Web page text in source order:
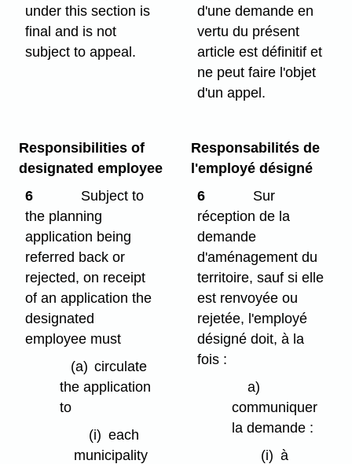
under this section is
final and is not
subject to appeal.
d'une demande en
vertu du présent
article est définitif et
ne peut faire l'objet
d'un appel.
Responsibilities of
designated employee
6
Subject to
the planning
application being
referred back or
rejected, on receipt
of an application the
designated
employee must
(a) circulate
the application
to
(i) each
municipality
Responsabilités de
l'employé désigné
6
Sur
réception de la
demande
d'aménagement du
territoire, sauf si elle
est renvoyée ou
rejetée, l'employé
désigné doit, à la
fois :
a)
communiquer
la demande :
(i) à